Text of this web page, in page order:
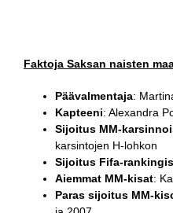
Faktoja Saksan naisten
Päävalmentaja:
Kapteeni: Alexandra
Sijoitus MM-
karsintojen H-lohkon
Sijoitus Fifa-
Aiemmat MM-kisat:
Paras sijoitus MM-